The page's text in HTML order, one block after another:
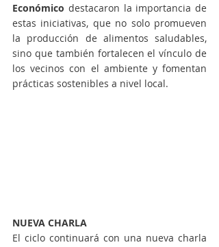
Económico destacaron la importancia de
estas iniciativas, que no solo promueven
la producción de alimentos saludables,
sino que también fortalecen el vínculo de
los vecinos con el ambiente y fomentan
prácticas sostenibles a nivel local.
NUEVA CHARLA
El ciclo continuará con una nueva charla